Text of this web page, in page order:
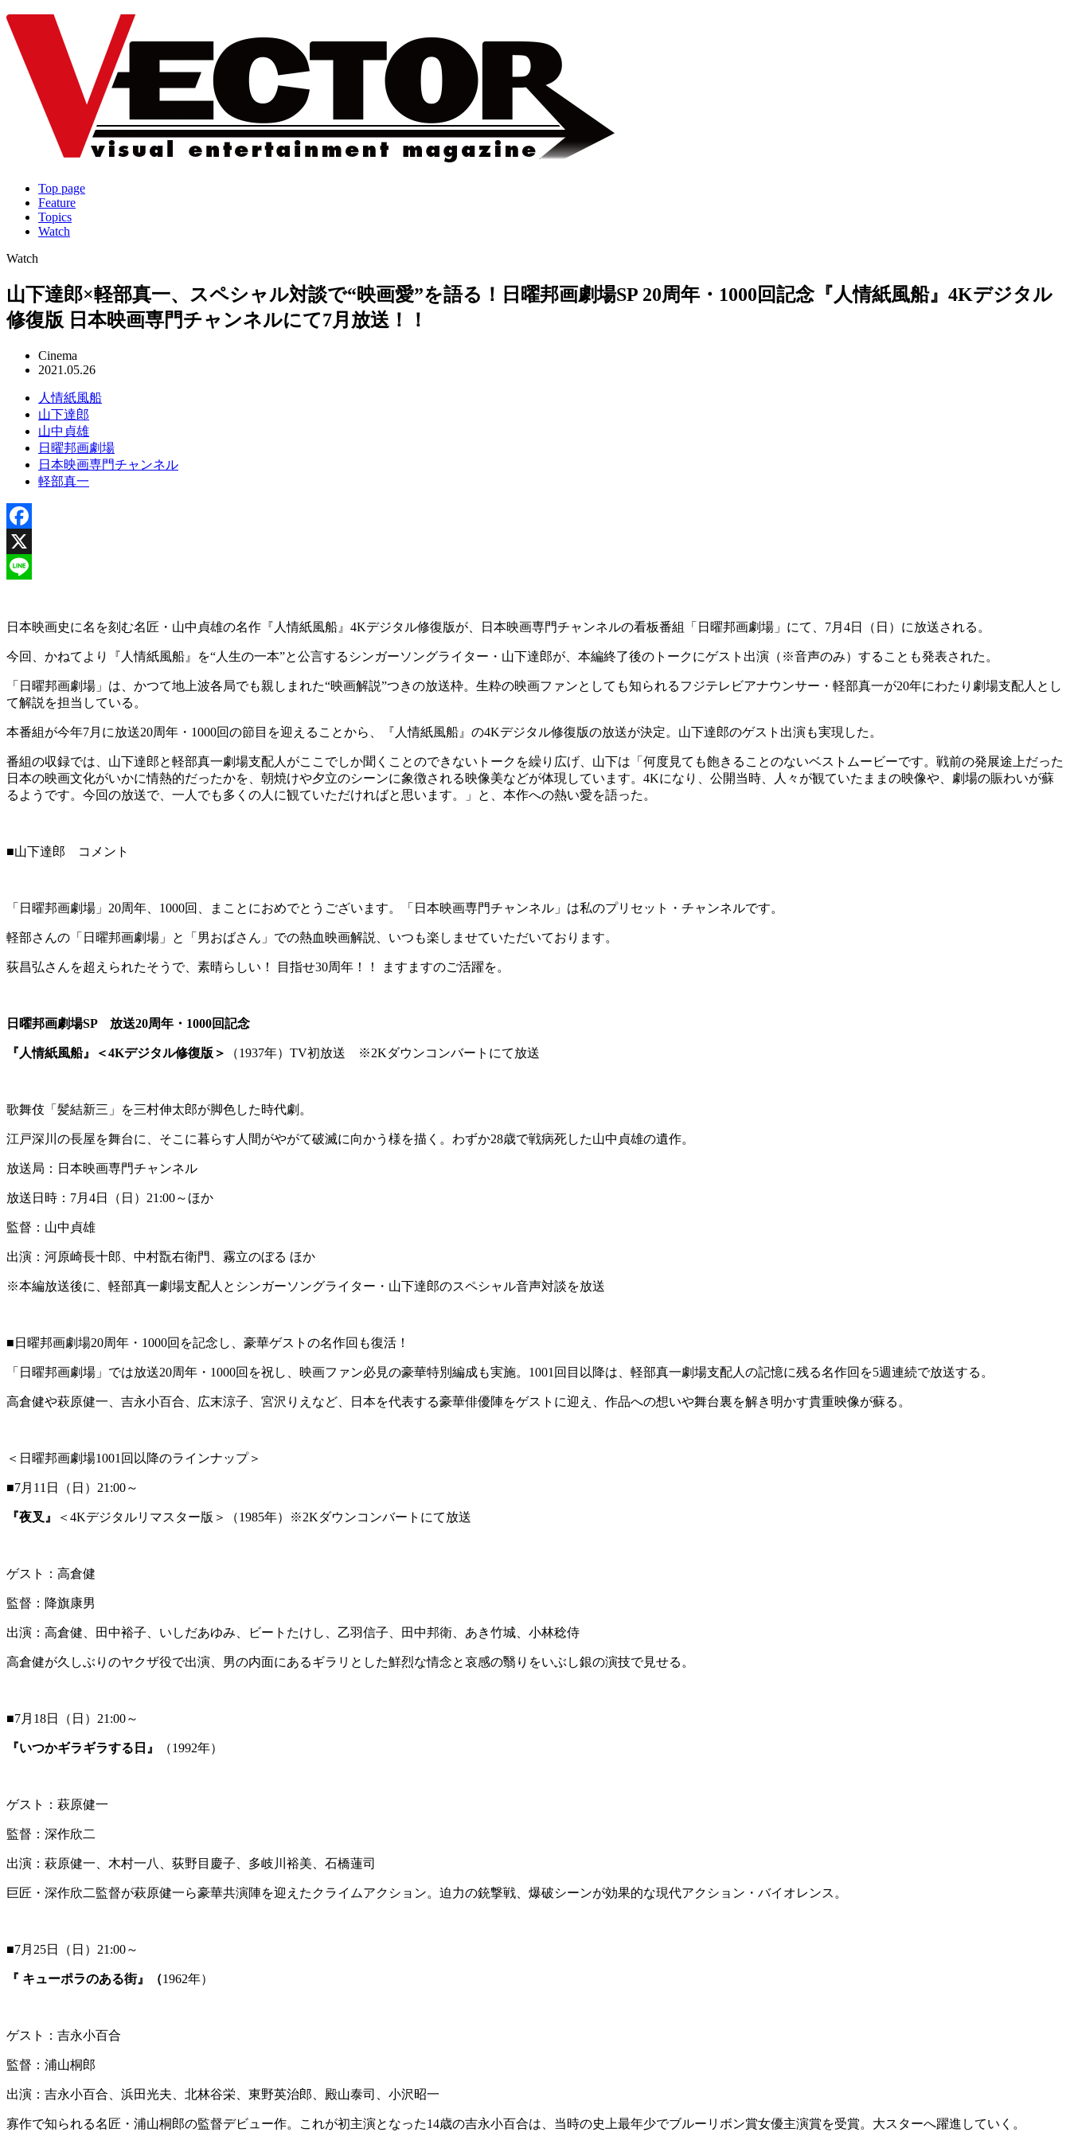
Top page
Feature
Topics
Watch
Watch
山下達郎×軽部真一、スペシャル対談で“映画愛”を語る！日曜邦画劇場SP 20周年・1000回記念『人情紙風船』4Kデジタル
修復版 日本映画専門チャンネルにて7月放送！！
Cinema
2021.05.26
人情紙風船
山下達郎
山中貞雄
日曜邦画劇場
日本映画専門チャンネル
軽部真一
Facebook
X
日本映画史に名を刻む名匠・山中貞雄の名作『人情紙風船』4Kデジタル修復版が、日本映画専門チャンネルの看板番組「日曜邦画劇場」にて、7月4日（日）に放送される。
今回、かねてより『人情紙風船』を“人生の一本”と公言するシンガーソングライター・山下達郎が、本編終了後のトークにゲスト出演（※音声のみ）することも発表された。
「日曜邦画劇場」は、かつて地上波各局でも親しまれた“映画解説”つきの放送枠。生粋の映画ファンとしても知られるフジテレビアナウンサー・軽部真一が20年にわたり劇場支配人とし
て解説を担当している。
本番組が今年7月に放送20周年・1000回の節目を迎えることから、『人情紙風船』の4Kデジタル修復版の放送が決定。山下達郎のゲスト出演も実現した。
番組の収録では、山下達郎と軽部真一劇場支配人がここでしか聞くことのできないトークを繰り広げ、山下は「何度見ても飽きることのないベストムービーです。戦前の発展途上だった
日本の映画文化がいかに情熱的だったかを、朝焼けや夕立のシーンに象徴される映像美などが体現しています。4Kになり、公開当時、人々が観ていたままの映像や、劇場の賑わいが蘇
るようです。今回の放送で、一人でも多くの人に観ていただければと思います。」と、本作への熱い愛を語った。
■山下達郎 コメント
「日曜邦画劇場」20周年、1000回、まことにおめでとうございます。「日本映画専門チャンネル」は私のプリセット・チャンネルです。
軽部さんの「日曜邦画劇場」と「男おばさん」での熱血映画解説、いつも楽しませていただいております。
荻昌弘さんを超えられたそうで、素晴らしい！ 目指せ30周年！！ ますますのご活躍を。
日曜邦画劇場SP放送20周年・ 1000回記念
『人情紙風船』＜4Kデジタル修復版＞ （1937年）TV初放送 ※2Kダウンコンバートにて放送
歌舞伎「髪結新三」を三村伸太郎が脚色した時代劇。
江戸深川の長屋を舞台に、そこに暮らす人間がやがて破滅に向かう様を描く。わずか28歳で戦病死した山中貞雄の遺作。
放送局：日本映画専門チャンネル
放送日時：7月4日（日）21:00～ほか
監督：山中貞雄
出演：河原崎長十郎、中村翫右衛門、霧立のぼる ほか
※本編放送後に、軽部真一劇場支配人とシンガーソングライター・山下達郎のスペシャル音声対談を放送
■日曜邦画劇場20周年・1000回を記念し、豪華ゲストの名作回も復活！
「日曜邦画劇場」では放送20周年・1000回を祝し、映画ファン必見の豪華特別編成も実施。1001回目以降は、軽部真一劇場支配人の記憶に残る名作回を5週連続で放送する。
高倉健や萩原健一、吉永小百合、広末涼子、宮沢りえなど、日本を代表する豪華俳優陣をゲストに迎え、作品への想いや舞台裏を解き明かす貴重映像が蘇る。
＜日曜邦画劇場1001回以降のラインナップ＞
■7月11日（日）21:00～
『夜叉』 ＜4Kデジタルリマスター版＞（1985年）※2Kダウンコンバートにて放送
ゲスト：高倉健
監督：降旗康男
出演：高倉健、田中裕子、いしだあゆみ、ビートたけし、乙羽信子、田中邦衛、あき竹城、小林稔侍
高倉健が久しぶりのヤクザ役で出演、男の内面にあるギラリとした鮮烈な情念と哀感の翳りをいぶし銀の演技で見せる。
■7月18日（日）21:00～
『いつかギラギラする日』 （1992年）
ゲスト：萩原健一
監督：深作欣二
出演：萩原健一、木村一八、荻野目慶子、多岐川裕美、石橋蓮司
巨匠・深作欣二監督が萩原健一ら豪華共演陣を迎えたクライムアクション。迫力の銃撃戦、爆破シーンが効果的な現代アクション・バイオレンス。
■7月25日（日）21:00～
『 キューポラのある街』（1962年）
ゲスト：吉永小百合
監督：浦山桐郎
出演：吉永小百合、浜田光夫、北林谷栄、東野英治郎、殿山泰司、小沢昭一
寡作で知られる名匠・浦山桐郎の監督デビュー作。これが初主演となった14歳の吉永小百合は、当時の史上最年少でブルーリボン賞女優主演賞を受賞。大スターへ躍進していく。